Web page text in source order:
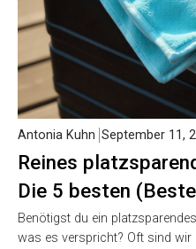
Reines
Die 5 besten
Antonia Kuhn September 11,
Benötigst du ein
was es verspricht? Oft sind